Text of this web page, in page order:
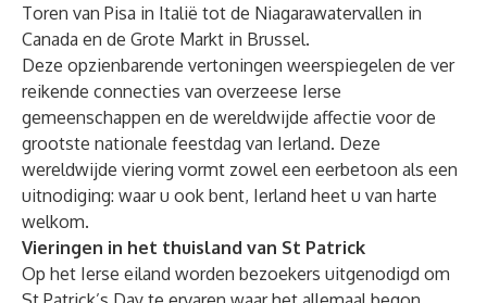
Toren van Pisa in Italië tot de Niagarawatervallen in
Canada en de Grote Markt in Brussel.
Deze opzienbarende vertoningen weerspiegelen de ver
reikende connecties van overzeese Ierse
gemeenschappen en de wereldwijde affectie voor de
grootste nationale feestdag van Ierland. Deze
wereldwijde viering vormt zowel een eerbetoon als een
uitnodiging: waar u ook bent, Ierland heet u van harte
welkom.
Vieringen in het thuisland van St Patrick
Op het Ierse eiland worden bezoekers uitgenodigd om